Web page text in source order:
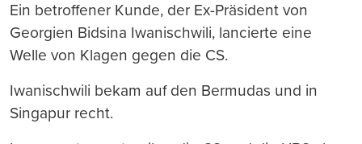
Ein betroffener Kunde, der Ex-Präsident von
Georgien Bidsina Iwanischwili, lancierte eine
Welle von Klagen gegen die CS.
Iwanischwili bekam auf den Bermudas und in
Singapur recht.